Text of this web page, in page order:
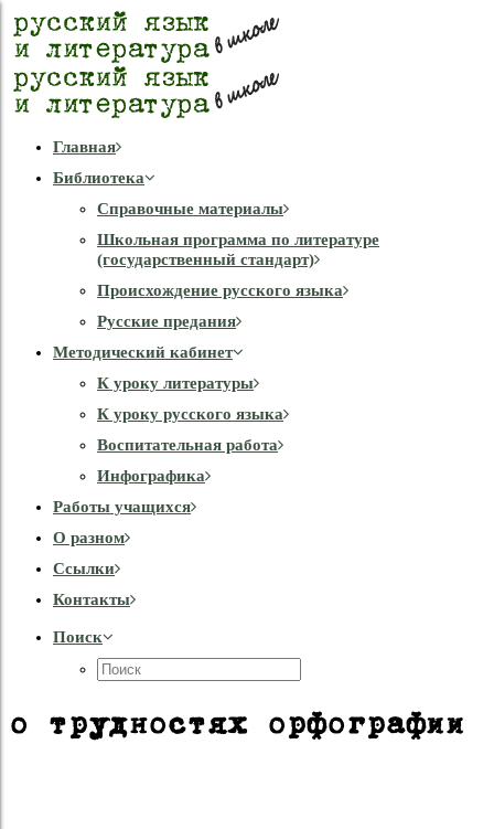
Главная
Библиотека
Справочные материалы
Школьная программа по литературе
(государственный стандарт)
Происхождение русского языка
Русские предания
Методический кабинет
К уроку литературы
К уроку русского языка
Воспитательная работа
Инфографика
Работы учащихся
О разном
Cсылки
Контакты
Поиск
о трудностях орфографии